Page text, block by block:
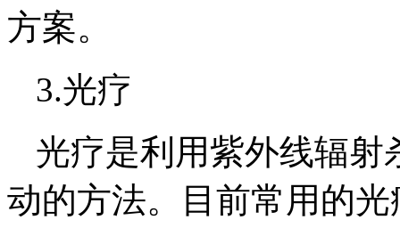
方案。
3.光疗
光疗是利用紫外线辐射
动的方法。目前常用的